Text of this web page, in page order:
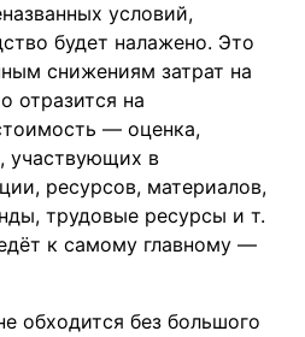
условий,
будет налажено. Это
снижениям затрат на
отразится на
— оценка,
участвующих в
ресурсов, материалов,
трудовые ресурсы и т.
к самому главному —
обходится без большого